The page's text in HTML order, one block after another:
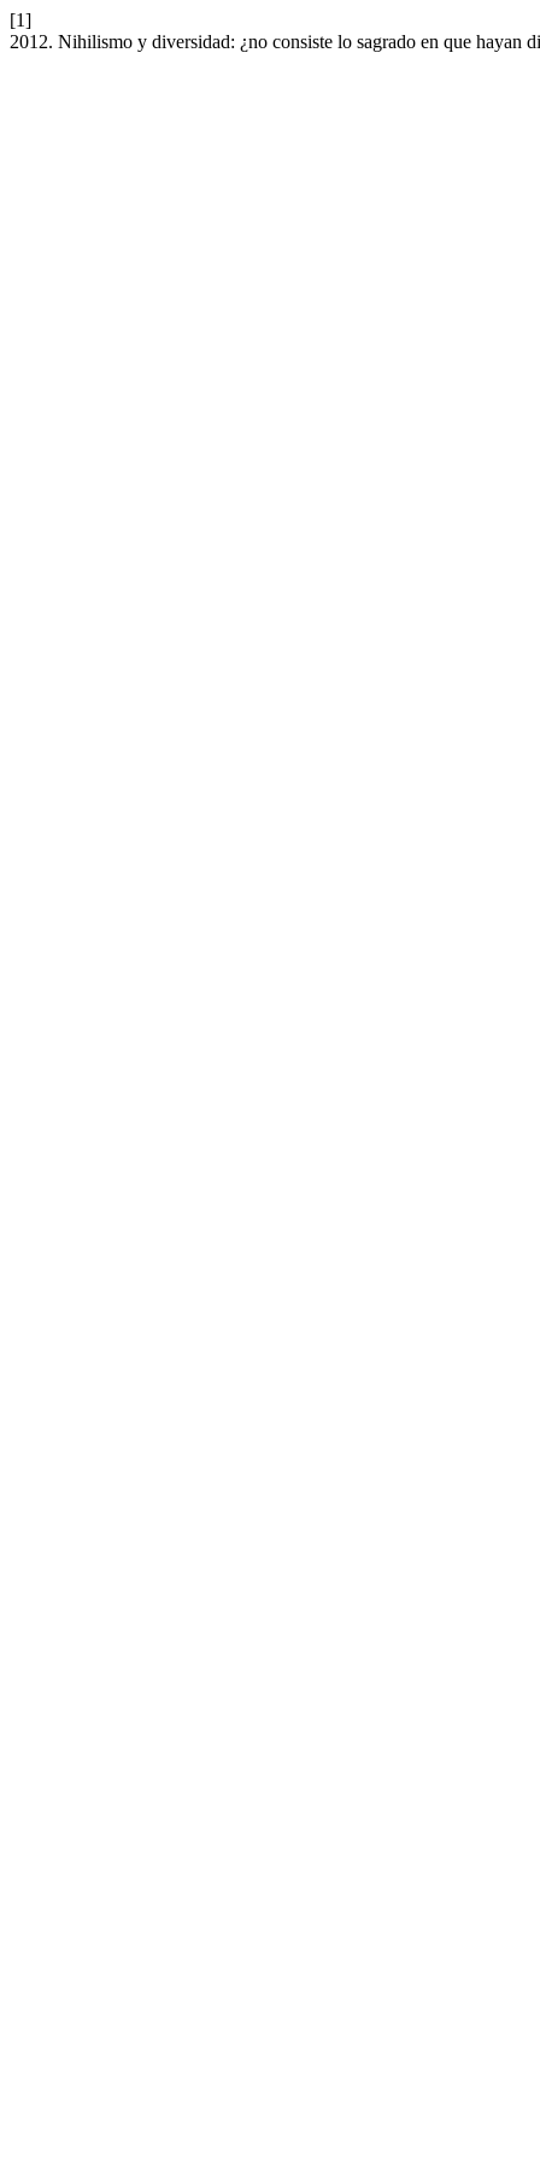
[1]
2012. Nihilismo y diversidad: ¿no consiste lo sagrado en que hayan